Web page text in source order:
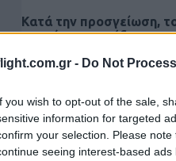
- Do Not
you wish to opt-out of the sale,
information for targeted
your selection. Please
seeing interest-based
Κατά την προσγείωση,
χτυπώντας σε έξαρση
Ο πιλότος Έρικ Χαβιέρ
Το jet ανήκε σε εταιρεία
και την οικογένειά του.